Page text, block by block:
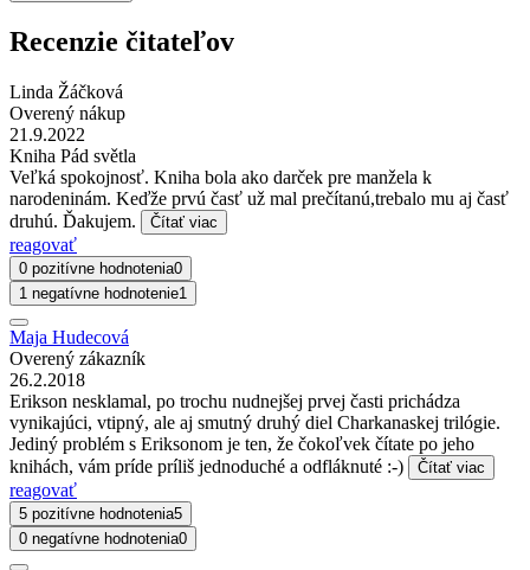
Recenzie čitateľov
Linda Žáčková
Overený nákup
21.9.2022
Kniha Pád světla
Veľká spokojnosť. Kniha bola ako darček pre manžela k
narodeninám. Keďže prvú časť už mal prečítanú,trebalo mu aj časť
druhú. Ďakujem.
Čítať viac
reagovať
0 pozitívne hodnotenia0
1 negatívne hodnotenie1
Maja Hudecová
Overený zákazník
26.2.2018
Erikson nesklamal, po trochu nudnejšej prvej časti prichádza
vynikajúci, vtipný, ale aj smutný druhý diel Charkanaskej trilógie.
Jediný problém s Eriksonom je ten, že čokoľvek čítate po jeho
knihách, vám príde príliš jednoduché a odfláknuté :-)
Čítať viac
reagovať
5 pozitívne hodnotenia5
0 negatívne hodnotenia0